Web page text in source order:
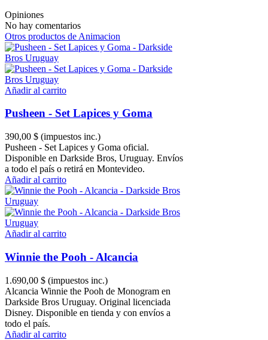
Opiniones
No hay comentarios
Otros productos de Animacion
Añadir al carrito
Pusheen - Set Lapices y Goma
390,00 $ (impuestos inc.)
Pusheen - Set Lapices y Goma oficial.
Disponible en Darkside Bros, Uruguay. Envíos
a todo el país o retirá en Montevideo.
Añadir al carrito
Añadir al carrito
Winnie the Pooh - Alcancia
1.690,00 $ (impuestos inc.)
Alcancia Winnie the Pooh de Monogram en
Darkside Bros Uruguay. Original licenciada
Disney. Disponible en tienda y con envíos a
todo el país.
Añadir al carrito